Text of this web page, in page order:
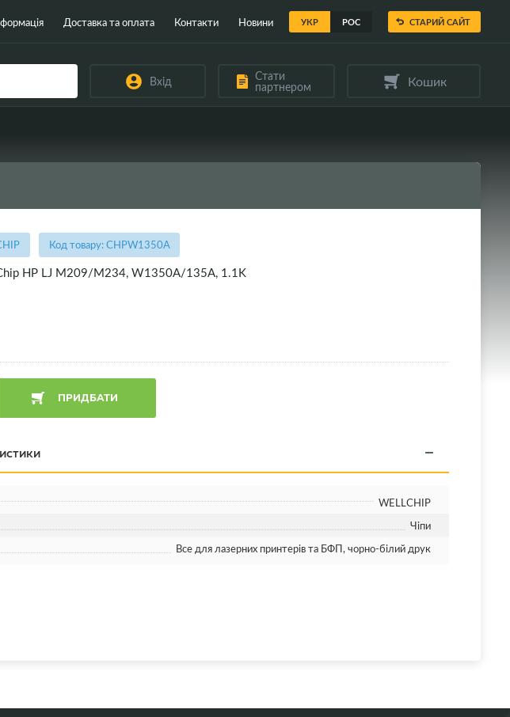
УКР РОС
Доставка та оплата Контакти Новини СТАРИЙ САЙТ
Вхід Стати
партнером Кошик
Код товару: CHPW1350A
HP LJ M209/M234, W1350A/135A, 1.1K
ПРИДБАТИ
WELLCHIP
Чіпи
Все для лазерних принтерів та БФП, чорно-білий друк